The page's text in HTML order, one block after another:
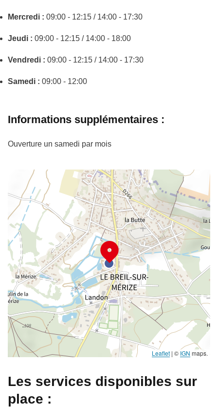
Mercredi : 09:00 - 12:15 / 14:00 - 17:30
Jeudi : 09:00 - 12:15 / 14:00 - 18:00
Vendredi : 09:00 - 12:15 / 14:00 - 17:30
Samedi : 09:00 - 12:00
Informations supplémentaires :
Ouverture un samedi par mois
Leaflet | © IGN maps.
Les services disponibles sur
place :